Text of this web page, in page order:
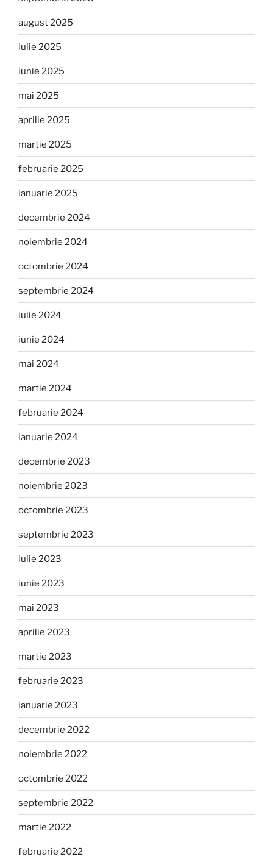
august 2025
iulie 2025
iunie 2025
mai 2025
aprilie 2025
martie 2025
februarie 2025
ianuarie 2025
decembrie 2024
noiembrie 2024
octombrie 2024
septembrie 2024
iulie 2024
iunie 2024
mai 2024
martie 2024
februarie 2024
ianuarie 2024
decembrie 2023
noiembrie 2023
octombrie 2023
septembrie 2023
iulie 2023
iunie 2023
mai 2023
aprilie 2023
martie 2023
februarie 2023
ianuarie 2023
decembrie 2022
noiembrie 2022
octombrie 2022
septembrie 2022
martie 2022
februarie 2022